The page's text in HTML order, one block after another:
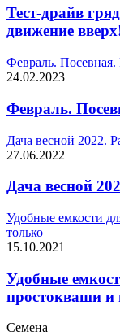
Тест-драйв
движение
Февраль. Посевная.
24.02.2023
Февраль.
Дача весной 2022.
27.06.2022
Дача весной
Удобные емкости
только
15.10.2021
Удобные
простокваши и
Семена